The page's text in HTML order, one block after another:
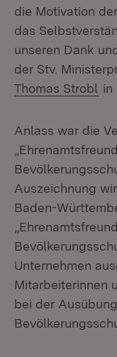
die Motivation
das
unseren Dank
der Stv.
Thomas Strobl in
Anlass war die
Auszeichnung
Baden-
Unternehmen
Mitarbeiterinnen
bei der